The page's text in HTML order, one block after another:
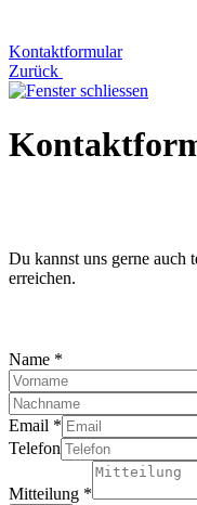
Kontaktformular
Zurück
Du kannst uns gerne auch
erreichen.
Name *
Email *
Telefon
Mitteilung *